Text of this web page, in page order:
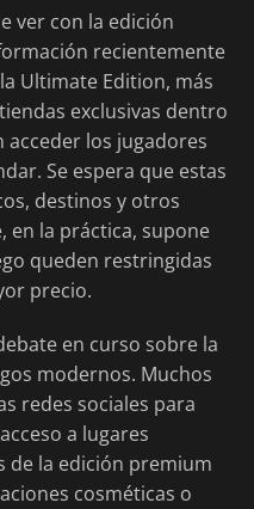
ver con la edición
recientemente
Ultimate Edition, más
exclusivas dentro
acceder los jugadores
Se espera que estas
destinos y otros
en la práctica, supone
queden restringidas
precio.
en curso sobre la
modernos. Muchos
redes sociales para
a lugares
de la edición premium
cosméticas o